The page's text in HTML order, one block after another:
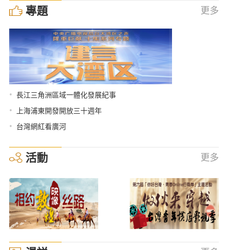
專題 更多
• 長江三角洲區域一體化發展紀事
• 上海浦東開發開放三十週年
• 台灣網紅看廣河
活動 更多